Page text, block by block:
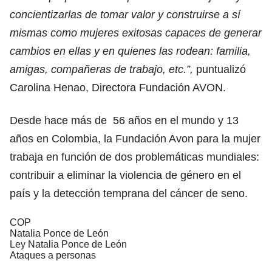
concientizarlas de tomar valor y construirse a sí
mismas como mujeres exitosas capaces de generar
cambios en ellas y en quienes las rodean: familia,
amigas, compañeras de trabajo, etc.”, puntualizó
Carolina Henao, Directora Fundación AVON.
Desde hace más de 56 años en el mundo y 13
años en Colombia, la Fundación Avon para la mujer
trabaja en función de dos problemáticas mundiales:
contribuir a eliminar la violencia de género en el
país y la detección temprana del cáncer de seno.
COP
Natalia Ponce de León
Ley Natalia Ponce de León
Ataques a personas